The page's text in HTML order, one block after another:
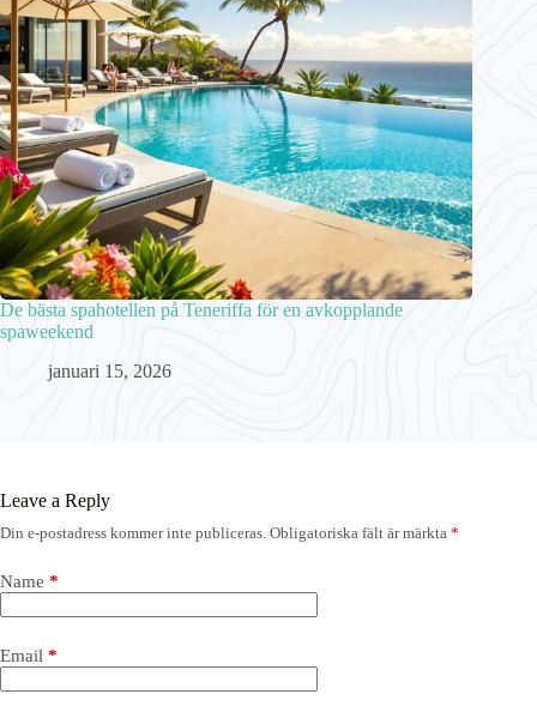
De bästa spahotellen på Teneriffa för en avkopplande
spaweekend
januari 15, 2026
Leave a Reply
Din e-postadress kommer inte publiceras. Obligatoriska fält är märkta *
Name *
Email *